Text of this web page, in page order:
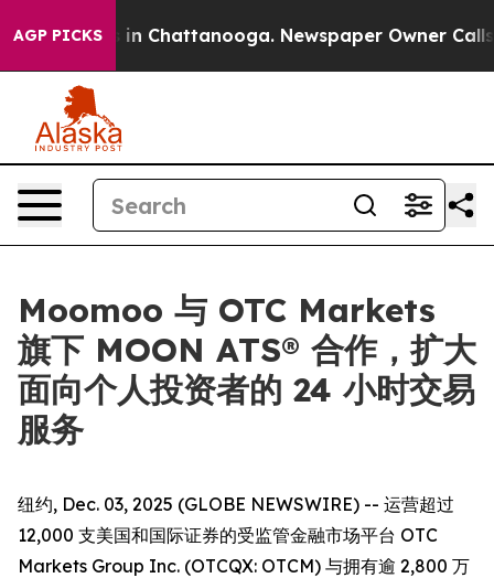
AGP PICKS
Chaos in Chattanooga. Newspaper Owner Calls
Moomoo 与 OTC Markets
旗下 MOON ATS® 合作，扩大
面向个人投资者的 24 小时交易
服务
纽约, Dec. 03, 2025 (GLOBE NEWSWIRE) -- 运营超过
12,000 支美国和国际证券的受监管金融市场平台 OTC
Markets Group Inc. (OTCQX: OTCM) 与拥有逾 2,800 万